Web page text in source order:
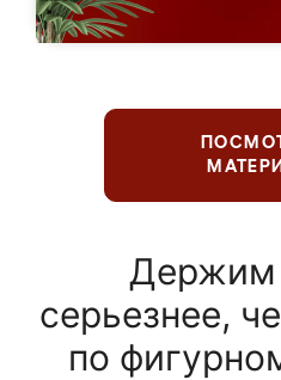
Держим
серьезнее,
по